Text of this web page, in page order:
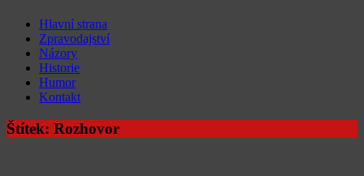
Hlavní strana
Zpravodajství
Názory
Historie
Humor
Kontakt
Štítek: Rozhovor